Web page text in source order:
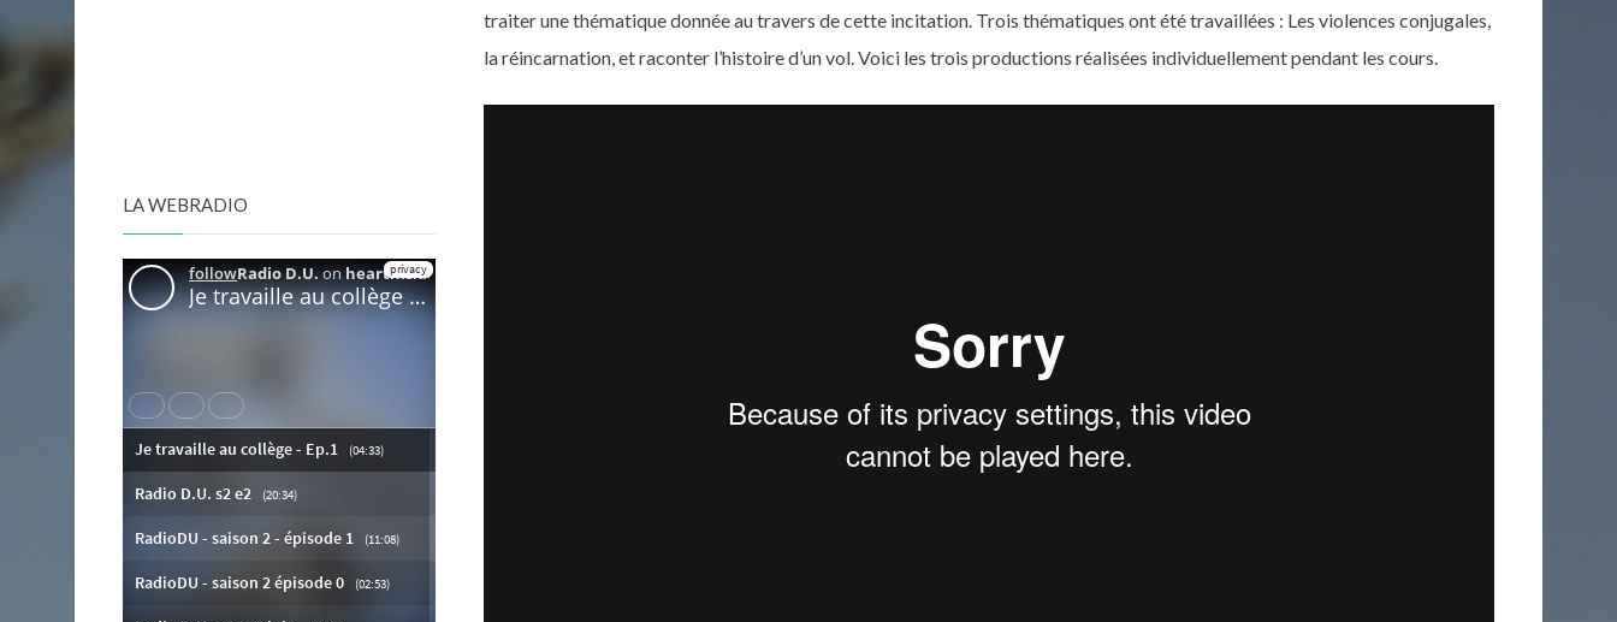
traiter une thématique donnée au travers de cette incitation. Trois thématiques ont été travaillées : Les violences conjugales,
la réincarnation, et raconter l’histoire d’un vol. Voici les trois productions réalisées individuellement pendant les cours.
LA WEBRADIO